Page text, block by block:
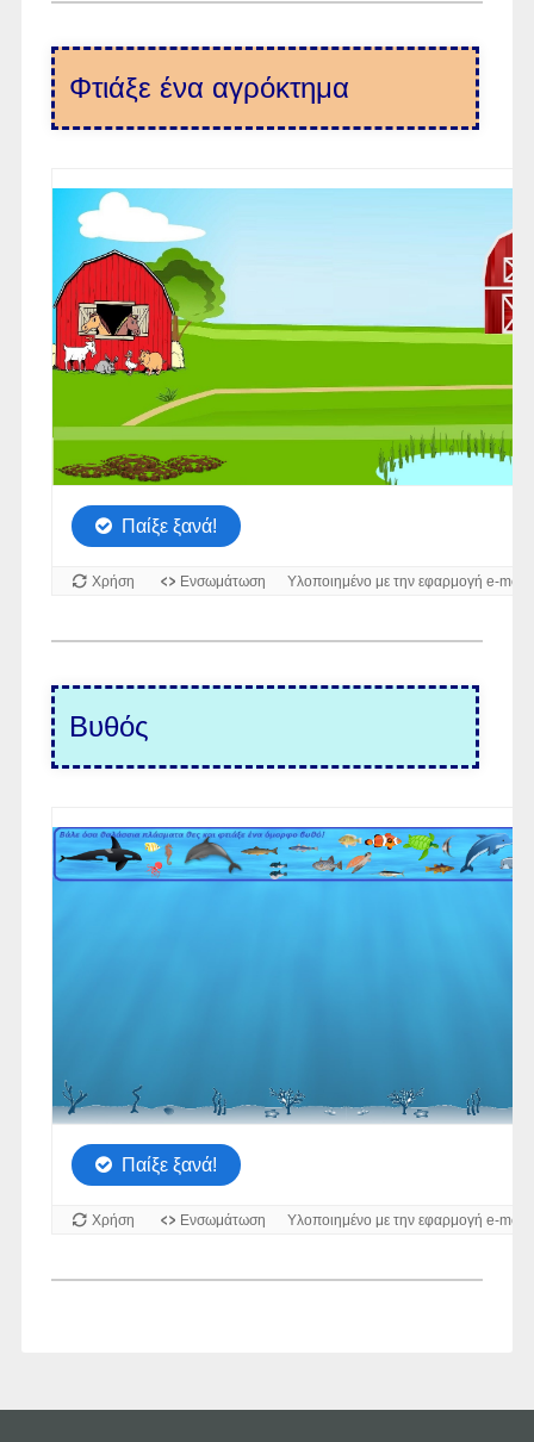
Φτιάξε ένα αγρόκτημα
Βυθός